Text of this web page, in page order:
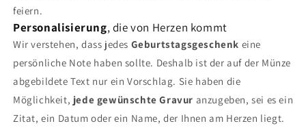
feiern.
Personalisierung, die von Herzen kommt
Wir verstehen, dass jedes Geburtstagsgeschenk eine
persönliche Note haben sollte. Deshalb ist der auf der Münze
abgebildete Text nur ein Vorschlag. Sie haben die
Möglichkeit, jede gewünschte Gravur anzugeben, sei es ein
Zitat, ein Datum oder ein Name, der Ihnen am Herzen liegt.